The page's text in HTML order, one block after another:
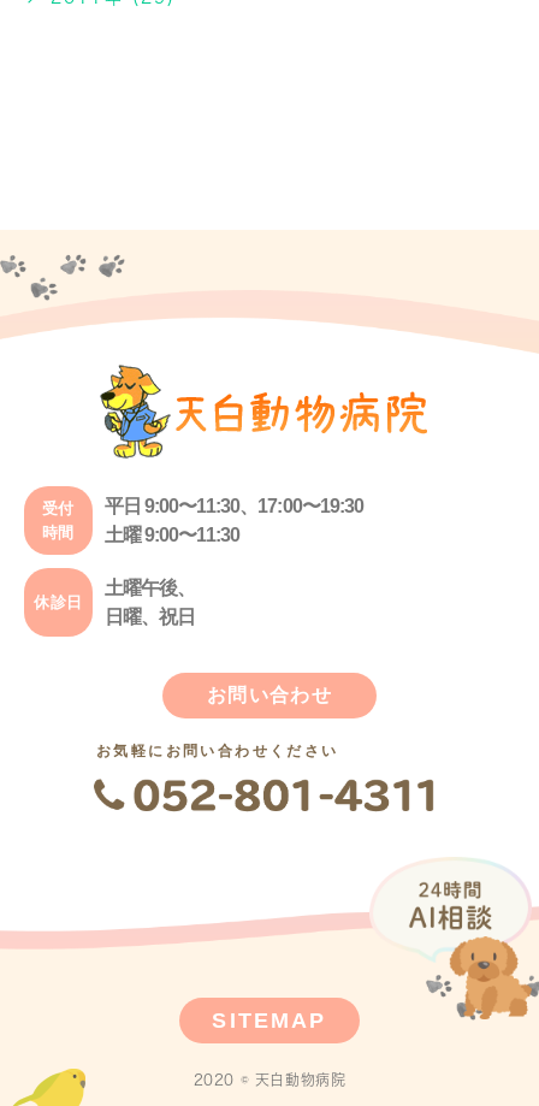
受付
時間
平日 9:00〜11:30、17:00〜19:30
土曜 9:00〜11:30
休診日
土曜午後、
日曜、祝日
お問い合わせ
お気軽にお問い合わせください
SITEMAP
2020 © 天白動物病院